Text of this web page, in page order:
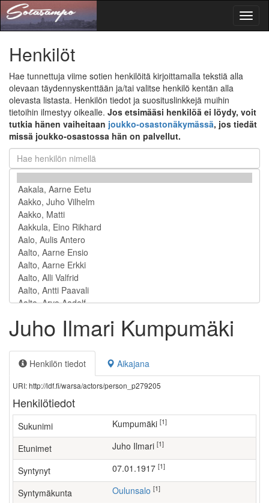
Henkilöt
Hae tunnettuja viime sotien henkilöitä kirjoittamalla tekstiä alla
olevaan täydennyskenttään ja/tai valitse henkilö kentän alla
olevasta listasta. Henkilön tiedot ja suosituslinkkejä muihin
tietoihin ilmestyy oikealle. Jos etsimääsi henkilöä ei löydy, voit
tutkia hänen vaiheitaan joukko-osastonäkymässä, jos tiedät
missä joukko-osastossa hän on palvellut.
Juho Ilmari Kumpumäki
Henkilön tiedot Aikajana
URI: http://ldf.fi/warsa/actors/person_p279205
Henkilötiedot
Sukunimi Kumpumäki [1]
Etunimet Juho Ilmari [1]
Syntynyt 07.01.1917 [1]
Syntymäkunta Oulunsalo [1]